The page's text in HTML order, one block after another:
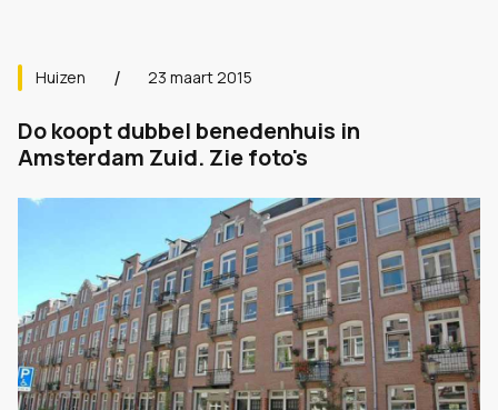
Huizen 23 maart 2015
Do koopt dubbel benedenhuis in
Amsterdam Zuid. Zie foto's